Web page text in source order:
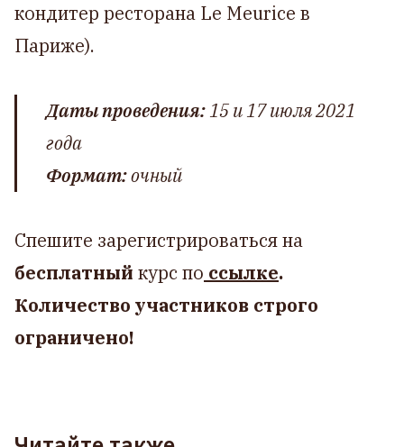
кондитер ресторана Le Meurice в
Париже).
Даты проведения:15 и 17 июля 2021
года
Формат:очный
Спешите зарегистрироваться на
бесплатный курс по ссылке.
Количество участников строго
ограничено!